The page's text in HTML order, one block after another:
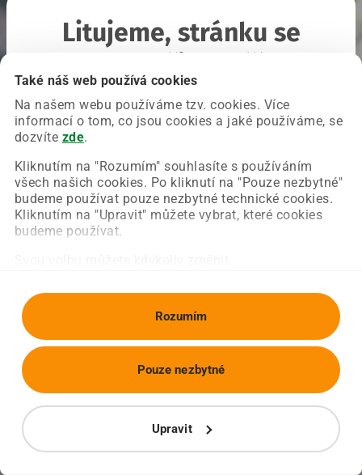
Také náš web používá cookies
Na našem webu používáme tzv. cookies. Více
informací o tom, co jsou cookies a jaké používáme, se
dozvíte zde.
Kliknutím na "Rozumím" souhlasíte s používáním
všech našich cookies. Po kliknutí na "Pouze nezbytné"
budeme používat pouze nezbytné technické cookies.
Kliknutím na "Upravit" můžete vybrat, které cookies
budeme používat.
Rozumím
Upravit
Pouze nezbytné
Litujeme, stránku se
Chyba nastala na naší straně a už ji opravujeme.
Zkuste prosím znovu načíst požadovanou stránku.
Obnovit stránku Úvodní strana